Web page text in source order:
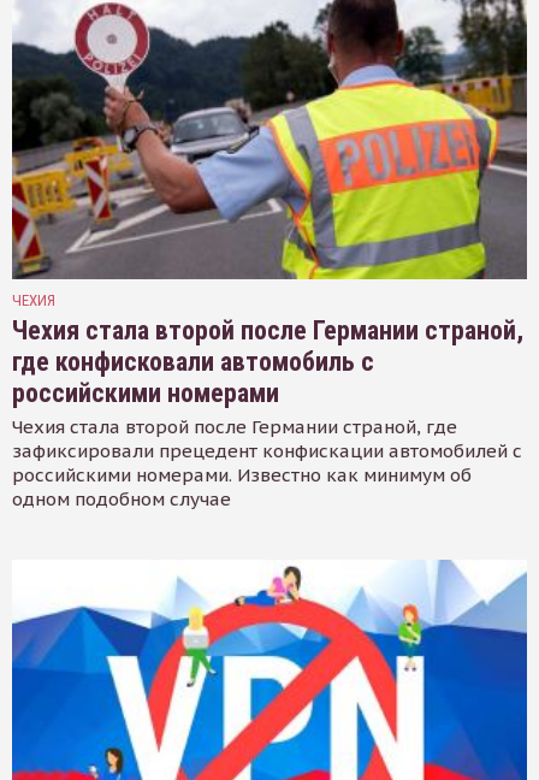
ЧЕХИЯ
Чехия стала второй после Германии страной,
где конфисковали автомобиль с
российскими номерами
Чехия стала второй после Германии страной, где
зафиксировали прецедент конфискации автомобилей с
российскими номерами. Известно как минимум об
одном подобном случае